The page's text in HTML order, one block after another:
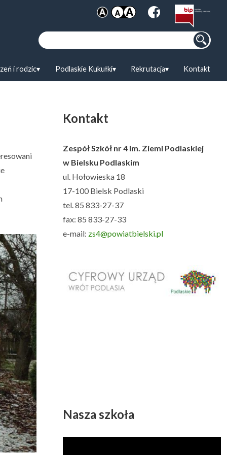
i rodzic Podlaskie Kukułki Rekrutacja Kontakt
Szukaj:
Kontakt
Zespół Szkół nr 4 im. Ziemi Podlaskiej
w Bielsku Podlaskim
ul. Hołowieska 18
17-100 Bielsk Podlaski
tel. 85 833-27-37
fax: 85 833-27-33
e-mail: zs4@powiatbielski.pl
Nasza szkoła